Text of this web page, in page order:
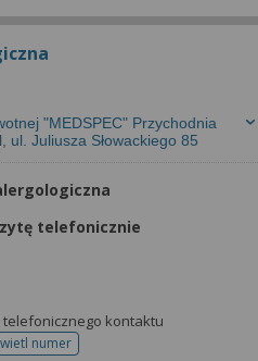
"MEDSPEC" Przychodnia
ul. Juliusza Słowackiego 85
telefonicznie
kontaktu
numer
telefonu do rejestracji